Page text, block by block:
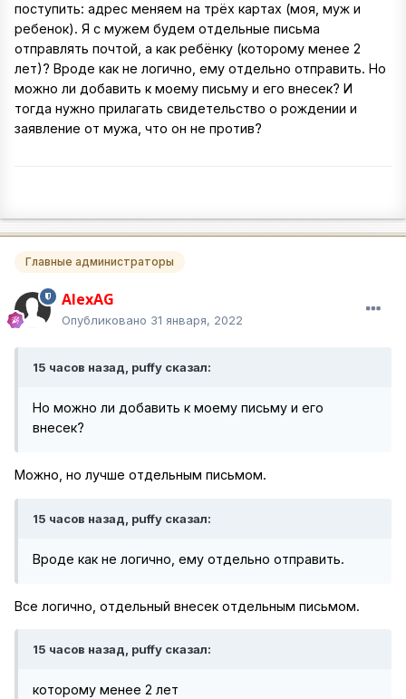
поступить: адрес меняем на трёх картах (моя, муж и
ребенок). Я с мужем будем отдельные письма
отправлять почтой, а как ребёнку (которому менее 2
лет)? Вроде как не логично, ему отдельно отправить. Но
можно ли добавить к моему письму и его внесек? И
тогда нужно прилагать свидетельство о рождении и
заявление от мужа, что он не против?
Главные администраторы
AlexAG
Опубликовано 31 января, 2022
15 часов назад, puffy сказал:
Но можно ли добавить к моему письму и его
внесек?
Можно, но лучше отдельным письмом.
15 часов назад, puffy сказал:
Вроде как не логично, ему отдельно отправить.
Все логично, отдельный внесек отдельным письмом.
15 часов назад, puffy сказал:
которому менее 2 лет